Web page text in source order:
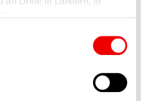
für die Nutzung unserer
kann jederzeit auf unserer